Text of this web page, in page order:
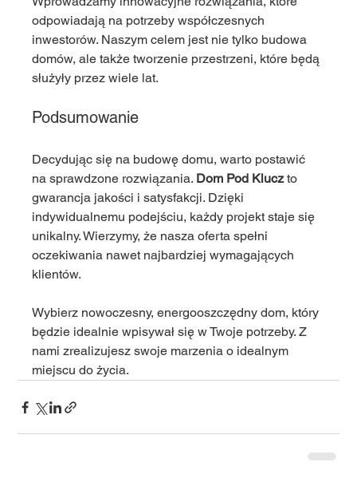
odpowiadają na potrzeby współczesnych
inwestorów. Naszym celem jest nie tylko budowa
domów, ale także tworzenie przestrzeni, które będą
służyły przez wiele lat.
Podsumowanie
Decydując się na budowę domu, warto postawić
na sprawdzone rozwiązania. Dom Pod Klucz to
gwarancja jakości i satysfakcji. Dzięki
indywidualnemu podejściu, każdy projekt staje się
unikalny. Wierzymy, że nasza oferta spełni
oczekiwania nawet najbardziej wymagających
klientów.
Wybierz nowoczesny, energooszczędny dom, który
będzie idealnie wpisywał się w Twoje potrzeby. Z
nami zrealizujesz swoje marzenia o idealnym
miejscu do życia.